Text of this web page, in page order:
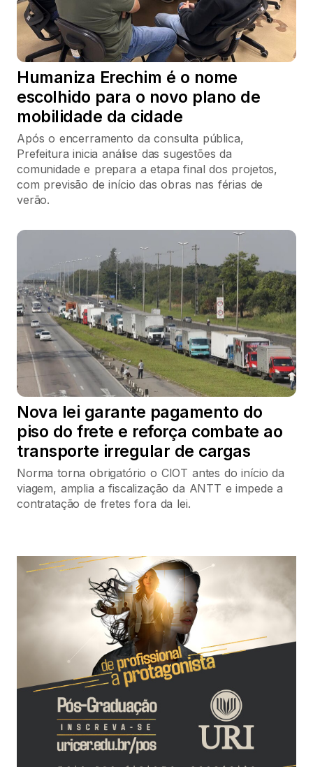
Humaniza Erechim é o nome
escolhido para o novo plano de
mobilidade da cidade
Após o encerramento da consulta pública,
Prefeitura inicia análise das sugestões da
comunidade e prepara a etapa final dos projetos,
com previsão de início das obras nas férias de
verão.
Nova lei garante pagamento do
piso do frete e reforça combate ao
transporte irregular de cargas
Norma torna obrigatório o CIOT antes do início da
viagem, amplia a fiscalização da ANTT e impede a
contratação de fretes fora da lei.